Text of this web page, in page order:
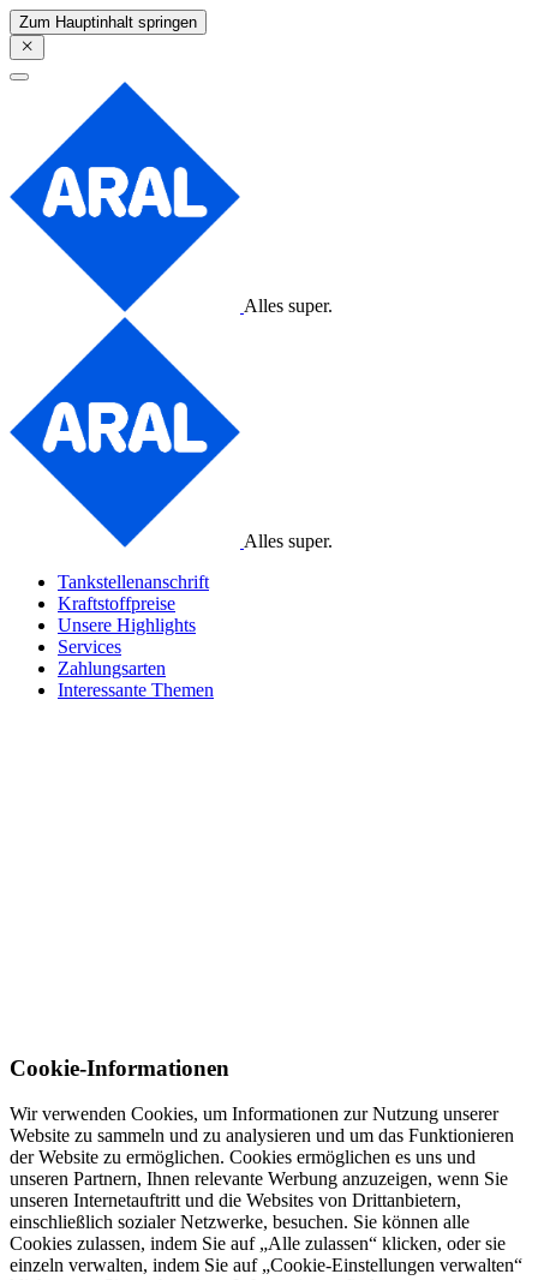
Zum Hauptinhalt springen
Alles super.
Alles super.
Tankstellenanschrift
Kraftstoffpreise
Unsere Highlights
Services
Zahlungsarten
Interessante Themen
Cookie-Informationen
Wir verwenden Cookies, um Informationen zur Nutzung unserer
Website zu sammeln und zu analysieren und um das Funktionieren
der Website zu ermöglichen. Cookies ermöglichen es uns und
unseren Partnern, Ihnen relevante Werbung anzuzeigen, wenn Sie
unseren Internetauftritt und die Websites von Drittanbietern,
einschließlich sozialer Netzwerke, besuchen. Sie können alle
Cookies zulassen, indem Sie auf „Alle zulassen“ klicken, oder sie
einzeln verwalten, indem Sie auf „Cookie-Einstellungen verwalten“